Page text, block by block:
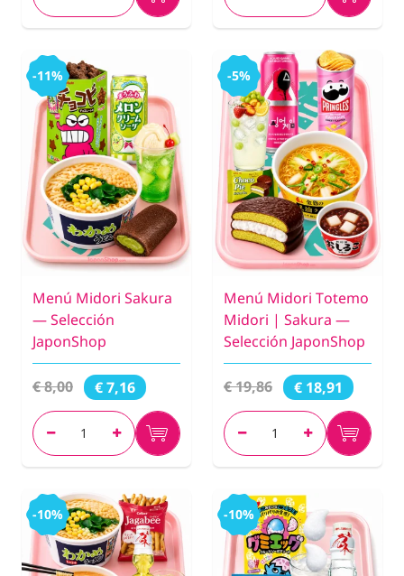
-11%
Menú Midori Sakura
— Selección
JaponShop
€ 8,00 € 7,16
-5%
Menú Midori Totemo
Midori | Sakura —
Selección JaponShop
€ 19,86 € 18,91
-10% -10%